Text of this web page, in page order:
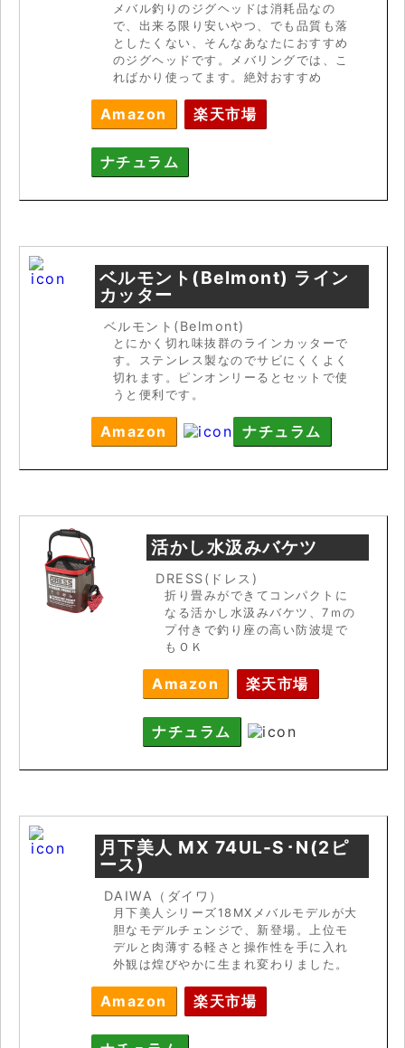
メバル釣りのジグヘッドは消耗品なの
で、出来る限り安いやつ、でも品質も落
としたくない、そんなあなたにおすすめ
のジグヘッドです。メバリングでは、こ
ればかり使ってます。絶対おすすめ
Amazon 楽天市場
ナチュラム
ベルモント(Belmont) ライン
カッター
ベルモント(Belmont)
とにかく切れ味抜群のラインカッターで
す。ステンレス製なのでサビにくくよく
切れます。ピンオンリーるとセットで使
うと便利です。
Amazon ナチュラム
活かし水汲みバケツ
DRESS(ドレス)
折り畳みができてコンパクトに
なる活かし水汲みバケツ、7ｍの
プ付きで釣り座の高い防波堤で
もＯＫ
Amazon 楽天市場
ナチュラム
月下美人 MX 74UL-S･N(2ピ
ース)
DAIWA（ダイワ）
月下美人シリーズ18MXメバルモデルが大
胆なモデルチェンジで、新登場。上位モ
デルと肉薄する軽さと操作性を手に入れ
外観は煌びやかに生まれ変わりました。
Amazon 楽天市場